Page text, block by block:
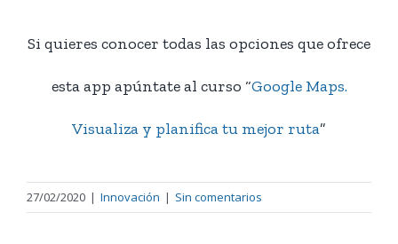
Si quieres conocer todas las opciones que ofrece
esta app apúntate al curso “Google Maps.
Visualiza y planifica tu mejor ruta”
27/02/2020 | Innovación | Sin comentarios